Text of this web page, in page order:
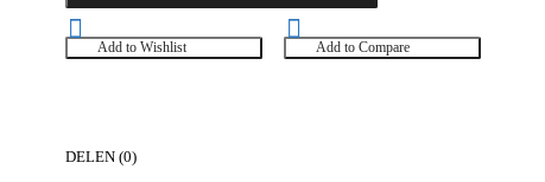
Add to Compare
Add to Wishlist
DELEN (0)